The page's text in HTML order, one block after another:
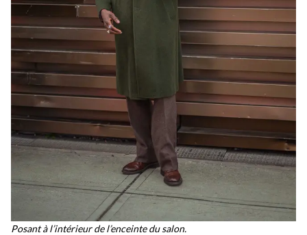
Posant à l’intérieur de l’enceinte du salon.